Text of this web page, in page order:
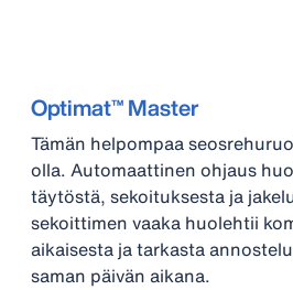
Optimat™ Master
Tämän helpompaa
olla. Automaattinen ohjaus
täytöstä, sekoituksesta ja
sekoittimen vaaka huolehtii
aikaisesta ja tarkasta
saman päivän aikana.